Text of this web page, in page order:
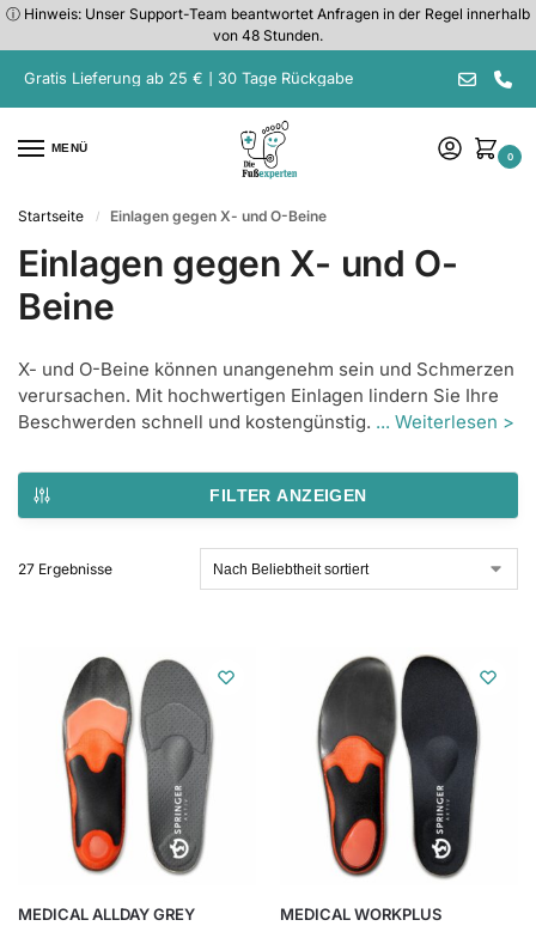
ⓘ Hinweis: Unser Support-Team beantwortet Anfragen in der Regel innerhalb
von 48 Stunden.
Gratis Lieferung ab 25 € | 30 Tage Rückgabe
MENÜ
0
Startseite / Einlagen gegen X- und O-Beine
Einlagen gegen X- und O-
Beine
X- und O-Beine können unangenehm sein und Schmerzen
verursachen. Mit hochwertigen Einlagen lindern Sie Ihre
Beschwerden schnell und kostengünstig. ... Weiterlesen >
FILTER ANZEIGEN
27 Ergebnisse
MEDICAL ALLDAY GREY MEDICAL WORKPLUS